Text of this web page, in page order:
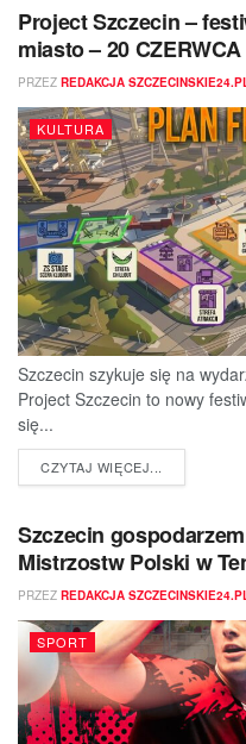
Project Szczecin –
miasto – 20 CZERWCA
PRZEZ REDAKCJA
KULTURA
Szczecin szykuje się na
Project Szczecin to nowy
się...
CZYTAJ WIĘCEJ...
Szczecin
Mistrzostw Polski w
PRZEZ REDAKCJA
SPORT